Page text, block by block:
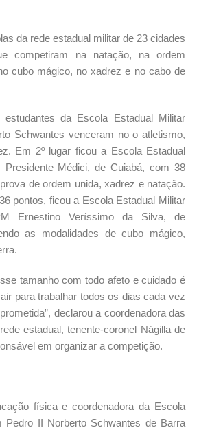
da rede estadual militar de 23 cidades
competiram na natação, na ordem
cubo mágico, no xadrez e no cabo de
da Escola Estadual Militar
Schwantes venceram no o atletismo,
Em 2º lugar ficou a Escola Estadual
Médici, de Cuiabá, com 38
de ordem unida, xadrez e natação.
pontos, ficou a Escola Estadual Militar
Ernestino Veríssimo da Silva, de
as modalidades de cubo mágico,
tamanho com todo afeto e cuidado é
para trabalhar todos os dias cada vez
declarou a coordenadora das
estadual, tenente-coronel Nágilla de
em organizar a competição.
física e coordenadora da Escola
Pedro II Norberto Schwantes de Barra